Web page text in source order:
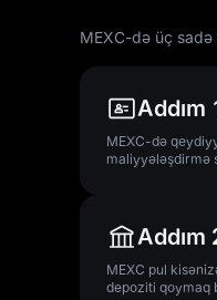
MEXC-də üç
Addım
MEXC-də
maliyyələşdirmə
Addım
MEXC pul
depoziti qoymaq